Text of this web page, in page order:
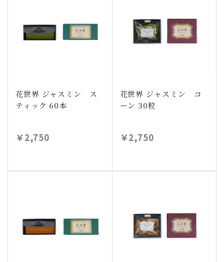
花世界 ジャスミン ス
ティック 60本
￥2,750
花世界 ジャスミン コ
ーン 30粒
￥2,750